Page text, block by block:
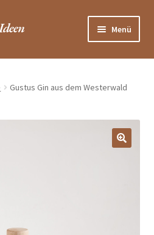
Menü
Gustus Gin aus dem Westerwald